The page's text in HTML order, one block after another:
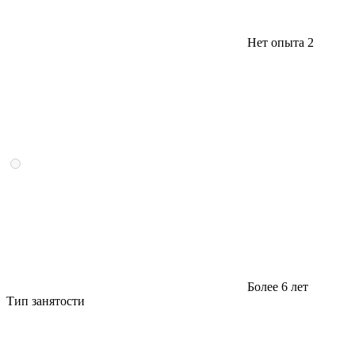
Нет опыта 2
Более 6 лет
Тип занятости